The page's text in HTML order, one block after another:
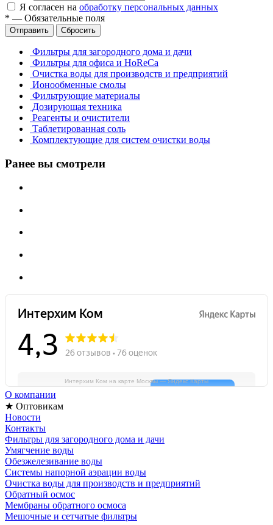
Я согласен на обработку персональных данных
* — Обязательные поля
Отправить Сбросить
Фильтры для загородного дома и дачи
Фильтры для офиса и HoReCa
Очистка воды для производств и предприятий
Ионообменные смолы
Фильтрующие материалы
Дозирующая техника
Реагенты и очистители
Таблетированная соль
Комплектующие для систем очистки воды
Ранее вы смотрели
Интерхим Ком на карте Москвы — Яндекс Карты
О компании
★ Оптовикам
Новости
Контакты
Фильтры для загородного дома и дачи
Умягчение воды
Обезжелезивание воды
Системы напорной аэрации воды
Очистка воды для производств и предприятий
Обратный осмос
Мембраны обратного осмоса
Мешочные и сетчатые фильтры